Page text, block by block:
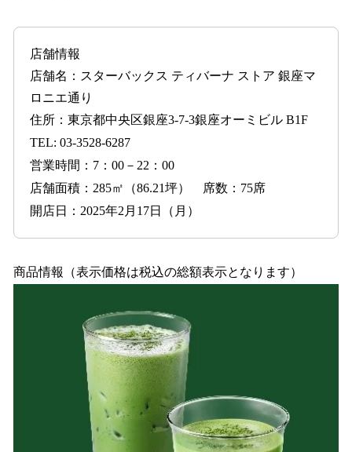
店舗情報
店舗名：スターバックス ティバーナ ストア 銀座マ
ロニエ通り
住所：東京都中央区銀座3-7-3銀座オーミビル B1F
TEL: 03-3528-6287
営業時間：7：00－22：00
店舗面積：285㎡（86.21坪） 席数：75席
開店日：2025年2月17日（月）
商品情報（表示価格は税込の総額表示となります）